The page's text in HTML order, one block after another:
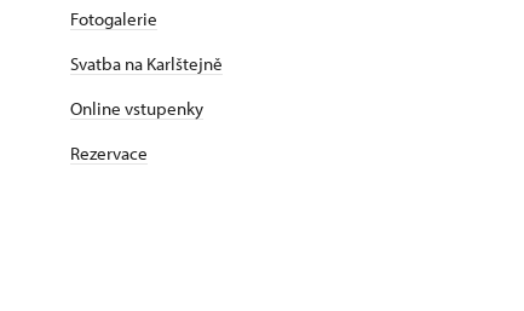
Fotogalerie
Svatba na Karlštejně
Online vstupenky
Rezervace